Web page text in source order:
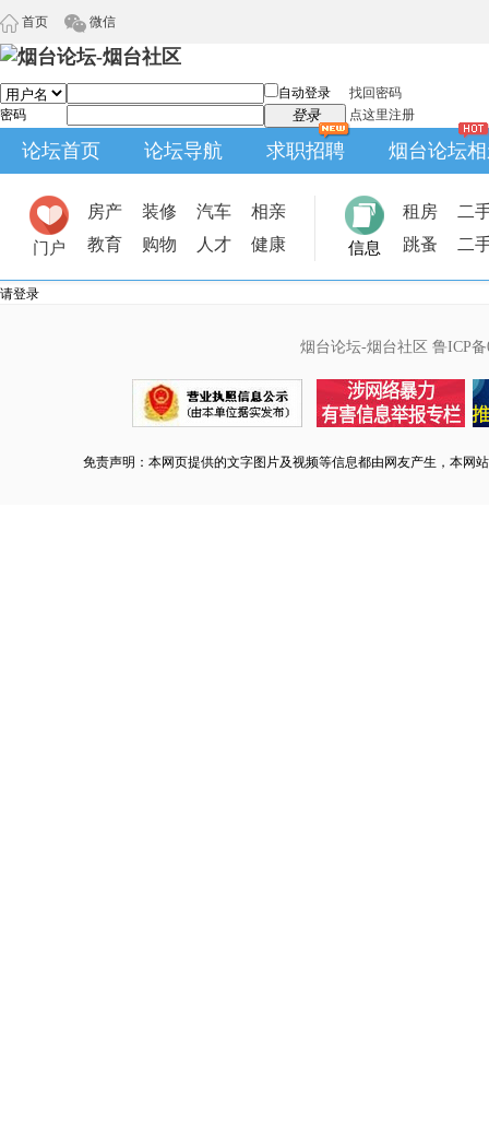
首页 微信
自动登录
找回密码
密码
登录 点这里注册
论坛首页 论坛导航 求职招聘 烟台论坛
门户
房产 装修 汽车
相亲
教育
购物 人才 健康 信息
租房
二
跳蚤
二
请登录
烟台论坛-烟台社区 鲁ICP备
免责声明：本网页提供的文字图片及视频等信息都由网友产生，本网